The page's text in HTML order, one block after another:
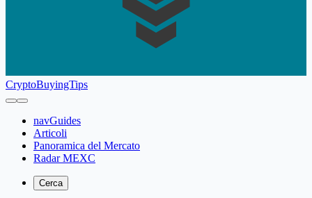
CryptoBuyingTips
navGuides
Articoli
Panoramica del Mercato
Radar MEXC
Cerca